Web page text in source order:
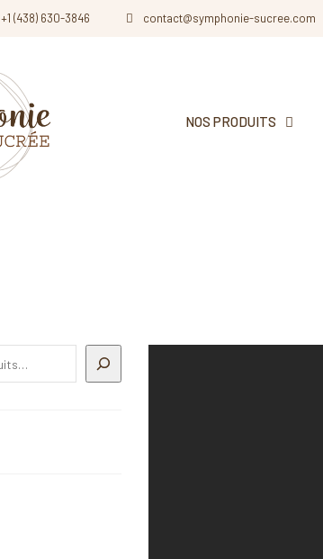
+1 (438) 630-3846 contact@symphonie-sucree.com
NOS PRODUITS